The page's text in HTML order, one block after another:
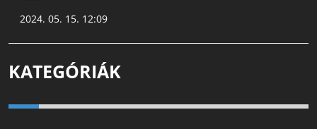
2024. 05. 15. 12:09
KATEGÓRIÁK